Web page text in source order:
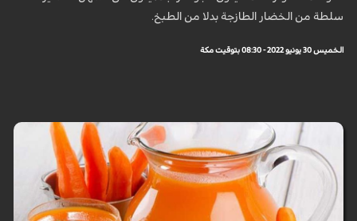
سلطة من الخضار الطازجة بدلا من الطبخ.
الخميس 30 يونيو 2022 - 08:30 بتوقيت مكة